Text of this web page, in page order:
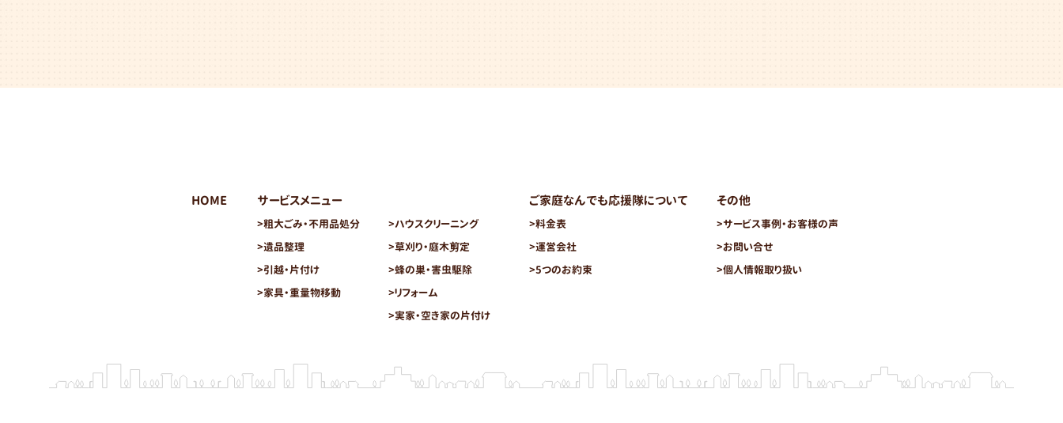
HOME サービスメニュー
>粗大ごみ・不用品処分
>遺品整理
>引越・片付け
>家具・重量物移動
>ハウスクリーニング
>草刈り・庭木剪定
>蜂の巣・害虫駆除
>リフォーム
>実家・空き家の片付け
ご家庭なんでも応援隊について
>料金表
>運営会社
>5つのお約束
その他
>サービス事例・お客様の声
>お問い合せ
>個人情報取り扱い